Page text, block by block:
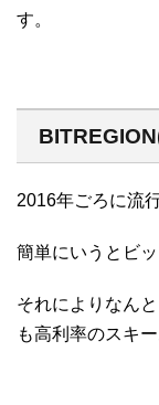
す。
2016年ごろに流
簡単にいうとビ
それによりなんと
も高利率のスキー